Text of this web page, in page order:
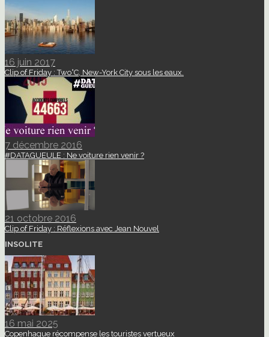
16 juin 2017
Clip of Friday : Two°C, New-York City sous les eaux.
7 décembre 2016
#DATAGUEULE : Ne voiture rien venir ?
21 octobre 2016
Clip of Friday : Réflexions avec Jean Nouvel
INSOLITE
16 mai 2025
Copenhague récompense les touristes vertueux